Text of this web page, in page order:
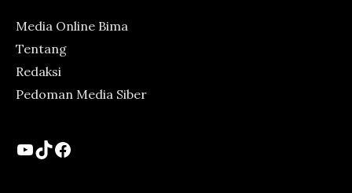
Media Online Bima
Tentang
Redaksi
Pedoman Media Siber
YouTube
TikTok
Facebook